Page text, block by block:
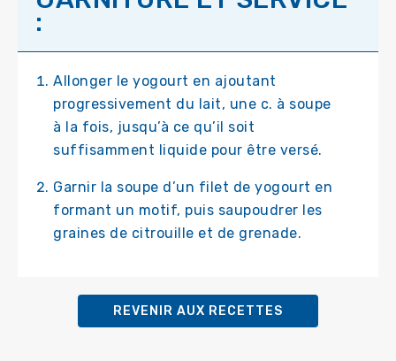
:
Allonger le yogourt en ajoutant
progressivement du lait, une c. à soupe
à la fois, jusqu’à ce qu’il soit
suffisamment liquide pour être versé.
Garnir la soupe d’un filet de yogourt en
formant un motif, puis saupoudrer les
graines de citrouille et de grenade.
REVENIR AUX RECETTES